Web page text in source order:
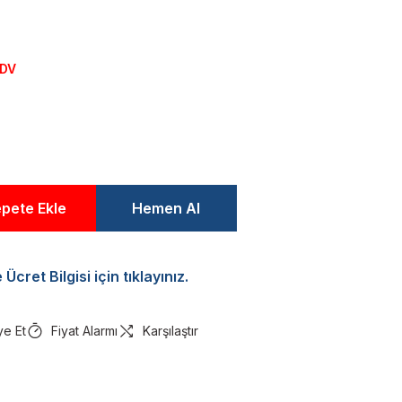
Ekle Hemen Al
Bilgisi için tıklayınız.
Et Fiyat Alarmı Karşılaştır